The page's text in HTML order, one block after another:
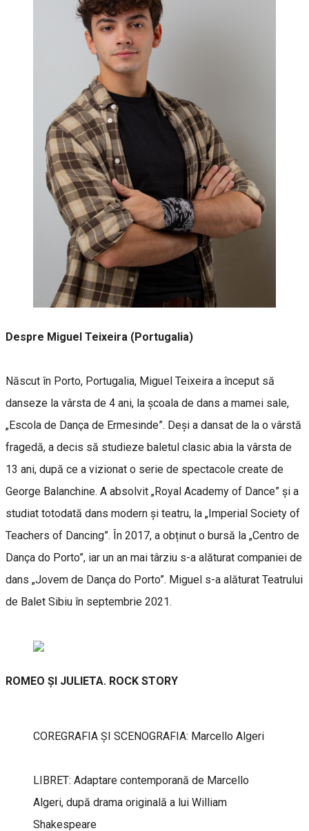
Despre Miguel Teixeira (Portugalia)
Născut în Porto, Portugalia, Miguel Teixeira a început să
danseze la vârsta de 4 ani, la școala de dans a mamei sale,
„Escola de Dança de Ermesinde”. Deși a dansat de la o vârstă
fragedă, a decis să studieze baletul clasic abia la vârsta de
13 ani, după ce a vizionat o serie de spectacole create de
George Balanchine. A absolvit „Royal Academy of Dance” și a
studiat totodată dans modern și teatru, la „Imperial Society of
Teachers of Dancing”. În 2017, a obținut o bursă la „Centro de
Dança do Porto”, iar un an mai târziu s-a alăturat companiei de
dans „Jovem de Dança do Porto”. Miguel s-a alăturat Teatrului
de Balet Sibiu în septembrie 2021.
ROMEO ȘI JULIETA. ROCK STORY
COREGRAFIA ȘI SCENOGRAFIA: Marcello Algeri
LIBRET: Adaptare contemporană de Marcello
Algeri, după drama originală a lui William
Shakespeare